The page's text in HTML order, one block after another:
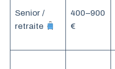
Senior /
retraite
400–900
€